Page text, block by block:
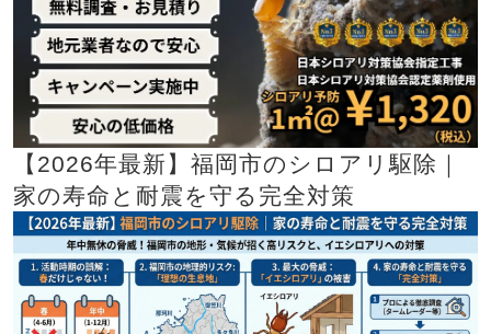
【2026年最新】福岡市のシロアリ駆除｜
家の寿命と耐震を守る完全対策